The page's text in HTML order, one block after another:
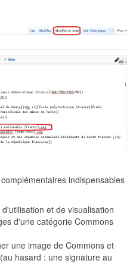
indispensables
et de visualisation
d'une catégorie Commons
une image de Commons et
hasard : une signature au